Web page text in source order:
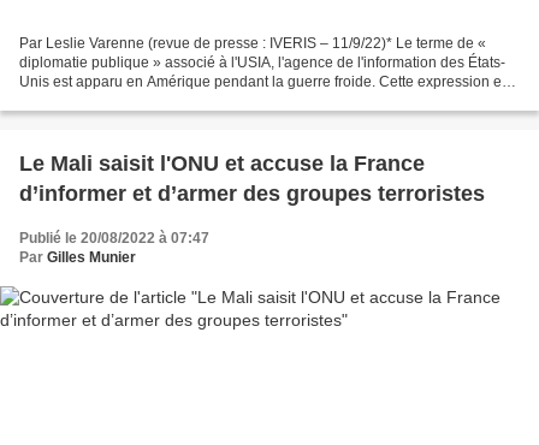
Par Leslie Varenne (revue de presse : IVERIS – 11/9/22)* Le terme de «
diplomatie publique » associé à l'USIA, l'agence de l'information des États-
Unis est apparu en Amérique pendant la guerre froide. Cette expression est
Le Mali saisit l'ONU et accuse la France
d’informer et d’armer des groupes terroristes
Publié le 20/08/2022 à 07:47
Par Gilles Munier